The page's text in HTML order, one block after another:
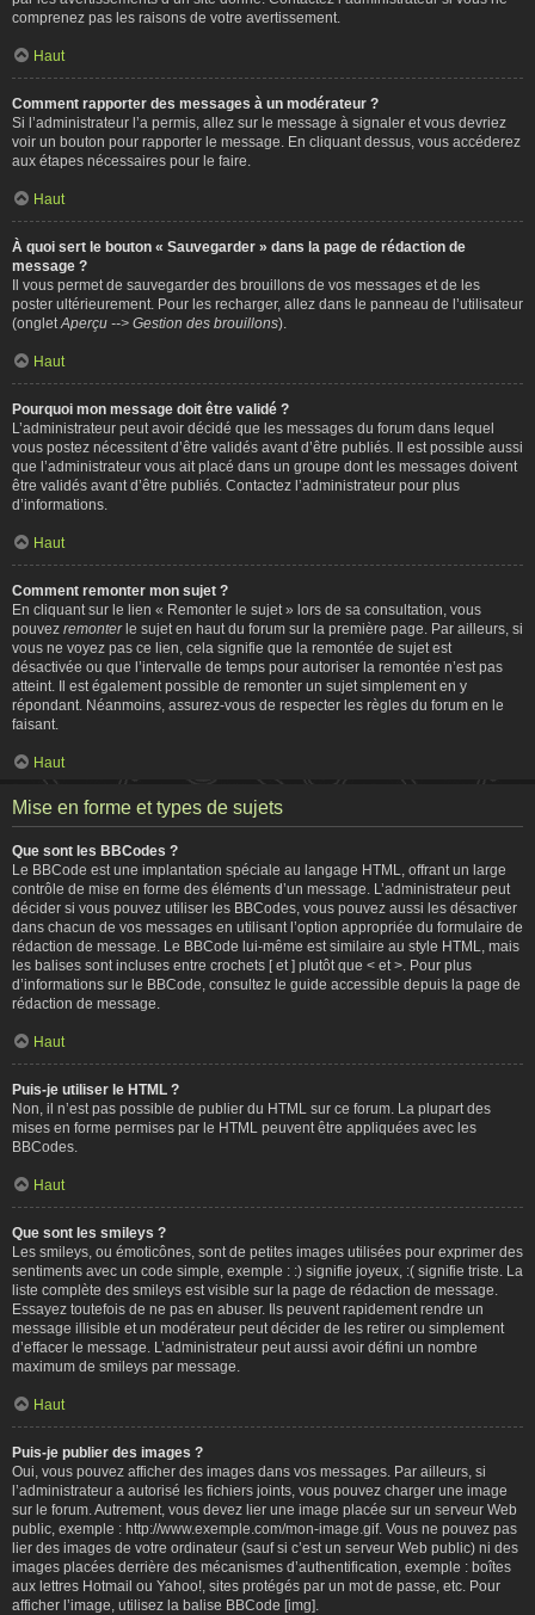
comprenez pas les raisons de votre avertissement.
Haut
Comment rapporter des messages à un modérateur ?
Si l’administrateur l’a permis, allez sur le message à signaler et vous devriez
voir un bouton pour rapporter le message. En cliquant dessus, vous accéderez
aux étapes nécessaires pour le faire.
Haut
À quoi sert le bouton « Sauvegarder » dans la page de rédaction de
message ?
Il vous permet de sauvegarder des brouillons de vos messages et de les
poster ultérieurement. Pour les recharger, allez dans le panneau de l’utilisateur
(onglet Aperçu --> Gestion des brouillons).
Haut
Pourquoi mon message doit être validé ?
L’administrateur peut avoir décidé que les messages du forum dans lequel
vous postez nécessitent d’être validés avant d’être publiés. Il est possible aussi
que l’administrateur vous ait placé dans un groupe dont les messages doivent
être validés avant d’être publiés. Contactez l’administrateur pour plus
d’informations.
Haut
Comment remonter mon sujet ?
En cliquant sur le lien « Remonter le sujet » lors de sa consultation, vous
pouvez remonterle sujet en haut du forum sur la première page. Par ailleurs, si
vous ne voyez pas ce lien, cela signifie que la remontée de sujet est
désactivée ou que l’intervalle de temps pour autoriser la remontée n’est pas
atteint. Il est également possible de remonter un sujet simplement en y
répondant. Néanmoins, assurez-vous de respecter les règles du forum en le
faisant.
Haut
Mise en forme et types de sujets
Que sont les BBCodes ?
Le BBCode est une implantation spéciale au langage HTML, offrant un large
contrôle de mise en forme des éléments d’un message. L’administrateur peut
décider si vous pouvez utiliser les BBCodes, vous pouvez aussi les désactiver
dans chacun de vos messages en utilisant l’option appropriée du formulaire de
rédaction de message. Le BBCode lui-même est similaire au style HTML, mais
les balises sont incluses entre crochets [ et ] plutôt que < et >. Pour plus
d’informations sur le BBCode, consultez le guide accessible depuis la page de
rédaction de message.
Haut
Puis-je utiliser le HTML ?
Non, il n’est pas possible de publier du HTML sur ce forum. La plupart des
mises en forme permises par le HTML peuvent être appliquées avec les
BBCodes.
Haut
Que sont les smileys ?
Les smileys, ou émoticônes, sont de petites images utilisées pour exprimer des
sentiments avec un code simple, exemple : :) signifie joyeux, :( signifie triste. La
liste complète des smileys est visible sur la page de rédaction de message.
Essayez toutefois de ne pas en abuser. Ils peuvent rapidement rendre un
message illisible et un modérateur peut décider de les retirer ou simplement
d’effacer le message. L’administrateur peut aussi avoir défini un nombre
maximum de smileys par message.
Haut
Puis-je publier des images ?
Oui, vous pouvez afficher des images dans vos messages. Par ailleurs, si
l’administrateur a autorisé les fichiers joints, vous pouvez charger une image
sur le forum. Autrement, vous devez lier une image placée sur un serveur Web
public, exemple : http://www.exemple.com/mon-image.gif. Vous ne pouvez pas
lier des images de votre ordinateur (sauf si c’est un serveur Web public) ni des
images placées derrière des mécanismes d’authentification, exemple : boîtes
aux lettres Hotmail ou Yahoo!, sites protégés par un mot de passe, etc. Pour
afficher l’image, utilisez la balise BBCode [img].